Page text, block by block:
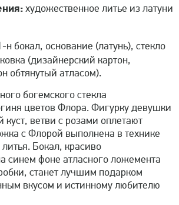
художественное литье из латуни
н бокал, основание (латунь), стекло
(дизайнерский картон,
обтянутый атласом).
богемского стекла
цветов Флора. Фигурку девушки
куст, ветви с розами оплетают
с Флорой выполнена в технике
Бокал, красиво
фоне атласного ложемента
станет лучшим подарком
вкусом и истинному любителю